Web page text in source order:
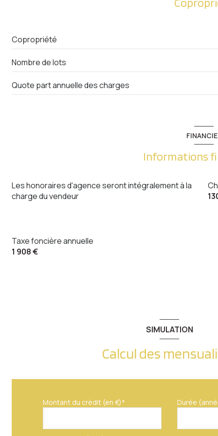
Salle de Bain
W.C.
Cuisine
Chambre
Chambre
Copropriété
Nombre de lots
Quote part annuelle des charges
Informations
Les honoraires d'agence seront intégralement à la
charge du vendeur
Taxe foncière annuelle
1 908 €
SIMULATION
Calcul des
Montant du crédit (en €)* Durée